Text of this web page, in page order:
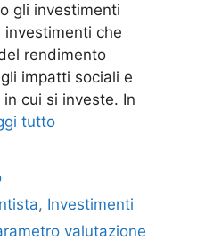
gli investimenti
che
rendimento
impatti sociali e
cui si investe. In
tutto
, Investimenti
valutazione